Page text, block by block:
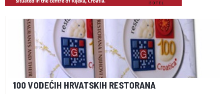
100 VODEĆIH HRVATSKIH RESTORANA